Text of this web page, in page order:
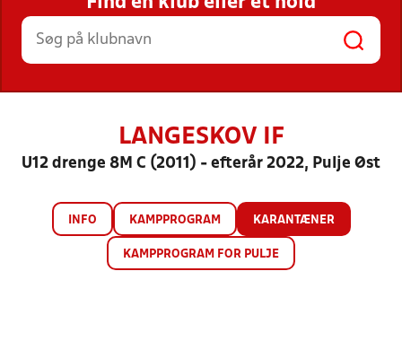
HOLD
LANGESKOV IF
U12 drenge 8M C (2011) - efterår 2022, Pulje Øst
INFO KAMPPROGRAM KARANTÆNER
KAMPPROGRAM FOR PULJE